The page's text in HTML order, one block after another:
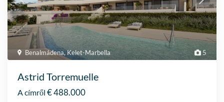
5
Benalmádena,Kelet-Marbella
Astrid Torremuelle
A címről € 488.000